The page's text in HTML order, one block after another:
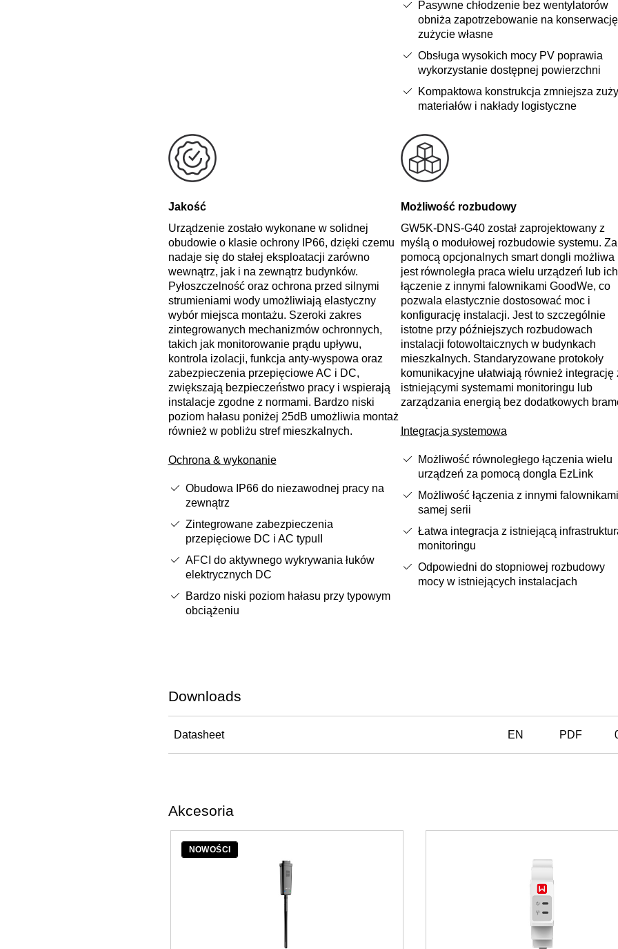
Pasywne chłodzenie bez wentylatorów
obniża zapotrzebowanie na
zużycie własne
Obsługa wysokich mocy PV poprawia
wykorzystanie dostępnej powierzchni
Kompaktowa konstrukcja zmniejsza
materiałów i nakłady logistyczne
Jakość
Urządzenie zostało wykonane w solidnej
obudowie o klasie ochrony IP66, dzięki czemu
nadaje się do stałej eksploatacji zarówno
wewnątrz, jak i na zewnątrz budynków.
Pyłoszczelność oraz ochrona przed silnymi
strumieniami wody umożliwiają elastyczny
wybór miejsca montażu. Szeroki zakres
zintegrowanych mechanizmów ochronnych,
takich jak monitorowanie prądu upływu,
kontrola izolacji, funkcja anty‑wyspowa oraz
zabezpieczenia przepięciowe AC i DC,
zwiększają bezpieczeństwo pracy i wspierają
instalacje zgodne z normami. Bardzo niski
poziom hałasu poniżej 25dB umożliwia montaż
również w pobliżu stref mieszkalnych.
Ochrona & wykonanie
Obudowa IP66 do niezawodnej pracy na
zewnątrz
Zintegrowane zabezpieczenia
przepięciowe DC i AC typuII
AFCI do aktywnego wykrywania łuków
elektrycznych DC
Bardzo niski poziom hałasu przy typowym
obciążeniu
Możliwość rozbudowy
GW5K‑DNS‑G40 został zaprojektowany z
myślą o modułowej rozbudowie systemu. Za
pomocą opcjonalnych smart dongli możliwa
jest równoległa praca wielu urządzeń lub ich
łączenie z innymi falownikami GoodWe, co
pozwala elastycznie dostosować moc i
konfigurację instalacji. Jest to szczególnie
istotne przy późniejszych rozbudowach
instalacji fotowoltaicznych w budynkach
mieszkalnych. Standaryzowane protokoły
komunikacyjne ułatwiają również integrację
istniejącymi systemami monitoringu lub
zarządzania energią bez dodatkowych
Integracja systemowa
Możliwość równoległego łączenia wielu
urządzeń za pomocą dongla EzLink
Możliwość łączenia z innymi
samej serii
Łatwa integracja z istniejącą
monitoringu
Odpowiedni do stopniowej rozbudowy
mocy w istniejących instalacjach
Downloads
Datasheet EN PDF
Akcesoria
NOWOŚCI